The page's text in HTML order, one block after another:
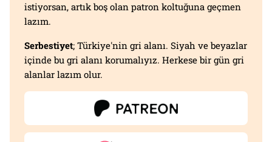
istiyorsan, artık boş olan patron koltuğuna geçmen
lazım.
Serbestiyet; Türkiye'nin gri alanı. Siyah ve beyazlar
içinde bu gri alanı korumalıyız. Herkese bir gün gri
alanlar lazım olur.